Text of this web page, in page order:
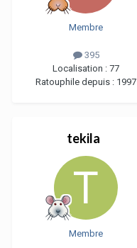
Membre
395
Localisation : 77
Ratouphile depuis : 1997
tekila
Membre